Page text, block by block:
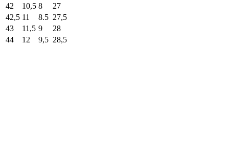
42
10,5 8
27
42,5 11 8.5 27,5
43
11,5 9
28
44
12 9,5 28,5